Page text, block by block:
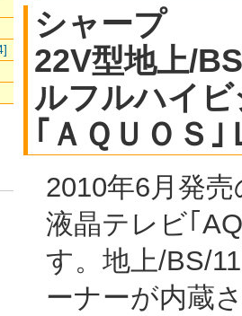
シャープ
22V型地上/
ルフルハイ
｢ＡＱＵＯＳ
2010年6月発
液晶テレビ｢
す。地上/BS/
ーナーが内蔵